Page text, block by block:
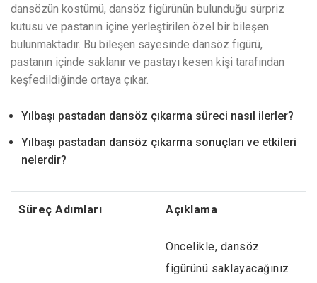
dansözün kostümü, dansöz figürünün bulunduğu sürpriz
kutusu ve pastanın içine yerleştirilen özel bir bileşen
bulunmaktadır. Bu bileşen sayesinde dansöz figürü,
pastanın içinde saklanır ve pastayı kesen kişi tarafından
keşfedildiğinde ortaya çıkar.
Yılbaşı pastadan dansöz çıkarma süreci nasıl ilerler?
Yılbaşı pastadan dansöz çıkarma sonuçları ve etkileri
nelerdir?
Süreç Adımları Açıklama
Öncelikle, dansöz
figürünü saklayacağınız